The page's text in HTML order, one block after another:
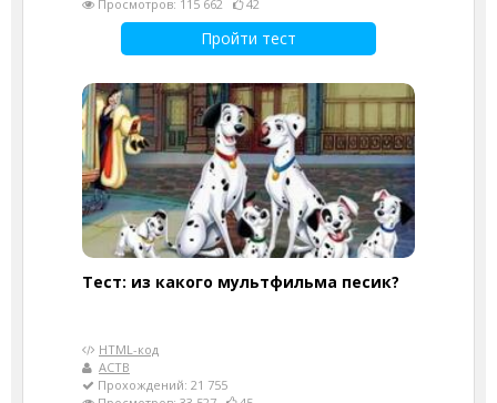
Просмотров: 115 662
42
Пройти тест
Тест: из какого мультфильма песик?
HTML-код
АСТВ
Прохождений: 21 755